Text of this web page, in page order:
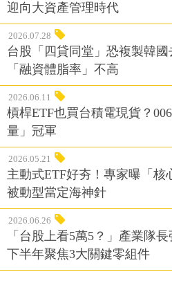
迎向大資產管理時代
2026.07.28
台股「四貸同堂」恐複製韓
「融資體脂率」不高
2026.06.11
槓桿ETF也買台積電現貨？
量」冠軍
2026.05.21
主動式ETF好夯！專家曝「核
被動型當定海神針
2026.06.26
「台股上看5萬5？」產業隊
下半年聚焦3大關鍵零組件